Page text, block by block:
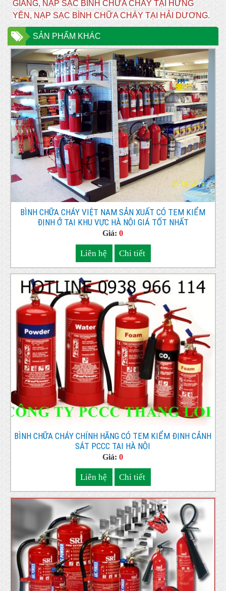
GIANG, NẠP SẠC BÌNH CHỮA CHÁY TẠI HƯNG
YÊN, NẠP SẠC BÌNH CHỮA CHÁY TẠI HẢI DƯƠNG.
SẢN PHẨM KHÁC
BÌNH CHỮA CHÁY VIỆT NAM SẢN XUẤT CÓ TEM KIỂM
ĐỊNH Ở TẠI KHU VỰC HÀ NỘI GIÁ TỐT NHẤT
Giá:0
Liên hệ Chi tiết
BÌNH CHỮA CHÁY CHÍNH HÃNG CÓ TEM KIỂM ĐỊNH CẢNH
SÁT PCCC TẠI HÀ NỘI
Giá:0
Liên hệ Chi tiết